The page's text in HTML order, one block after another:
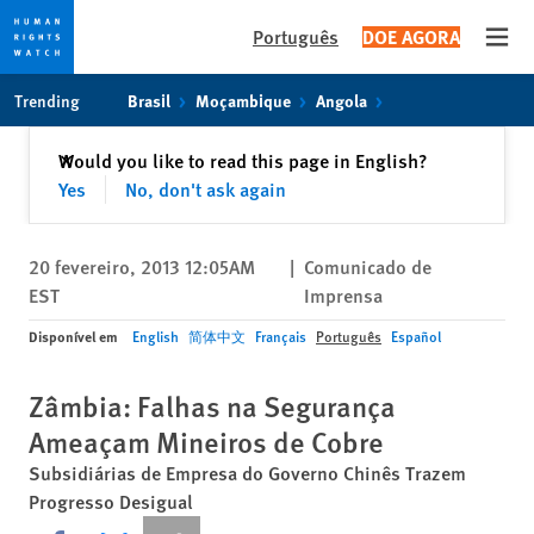
content
Português DOE AGORA
Trending Brasil Moçambique Angola
Would you like to read this page in English?
Yes
No, don't ask again
✕Fechar
20 fevereiro, 2013 12:05AM
EST
| Comunicado de
Imprensa
Disponível em English 简体中文 Français Português Español
Zâmbia: Falhas na Segurança
Ameaçam Mineiros de Cobre
Subsidiárias de Empresa do Governo Chinês Trazem
Progresso Desigual